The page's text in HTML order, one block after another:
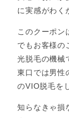
に実感がわく
このクーポン
でもお客様の
光脱毛の機械
東口では男性
のVIO脱毛を
知らなきゃ損